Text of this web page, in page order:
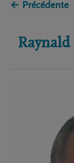
← Précédente
Raynald